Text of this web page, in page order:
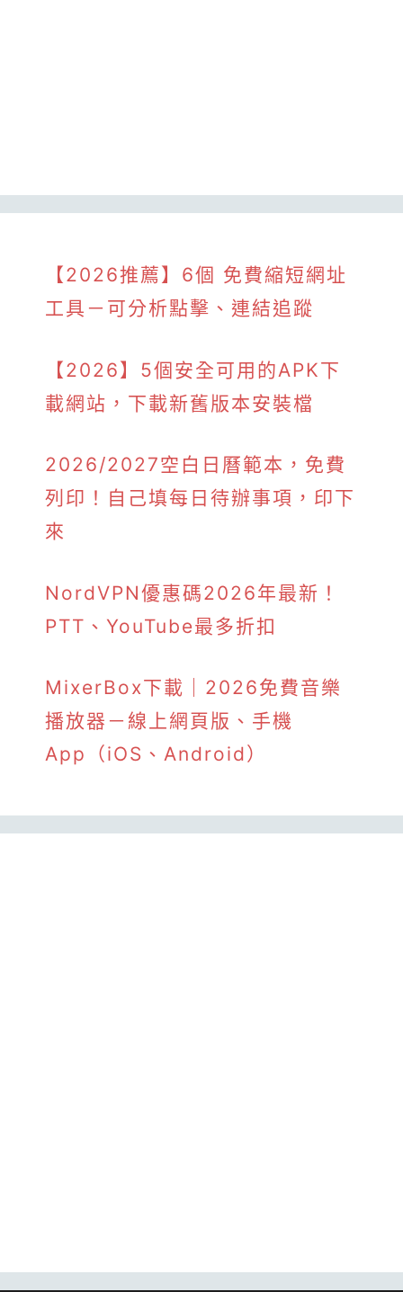
【2026推薦】6個 免費縮短網址
工具－可分析點擊、連結追蹤
【2026】5個安全可用的APK下
載網站，下載新舊版本安裝檔
2026/2027空白日曆範本，免費
列印！自己填每日待辦事項，印下
來
NordVPN優惠碼2026年最新！
PTT、YouTube最多折扣
MixerBox下載｜2026免費音樂
播放器－線上網頁版、手機
App（iOS、Android）